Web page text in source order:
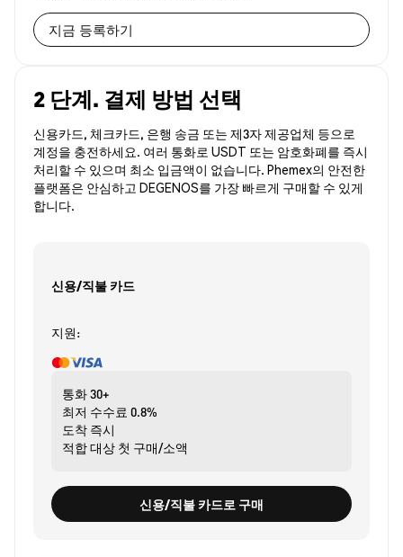
지금 등록하기
2 단계. 결제 방법 선택
신용카드, 체크카드, 은행 송금 또는 제3자 제공업체 등으로
계정을 충전하세요. 여러 통화로 USDT 또는 암호화폐를 즉시
처리할 수 있으며 최소 입금액이 없습니다. Phemex의 안전한
플랫폼은 안심하고 DEGENOS를 가장 빠르게 구매할 수 있게
합니다.
신용/직불 카드
지원:
통화30+
최저 수수료 0.8%
도착 즉시
적합 대상 첫 구매/소액
신용/직불 카드로 구매